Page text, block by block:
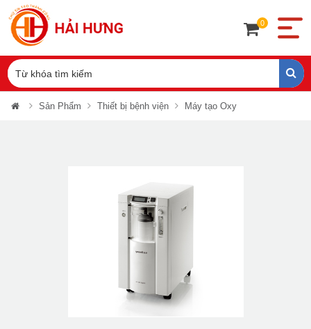
0
Sản Phẩm Thiết bị bệnh viện Máy tạo Oxy